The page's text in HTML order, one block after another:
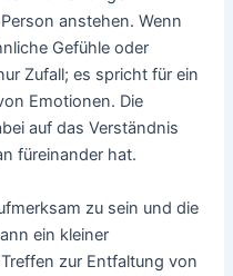
anstehen. Wenn
Gefühle oder
Zufall; es spricht für ein
Emotionen. Die
auf das Verständnis
füreinander hat.
zu sein und die
ein kleiner
zur Entfaltung von